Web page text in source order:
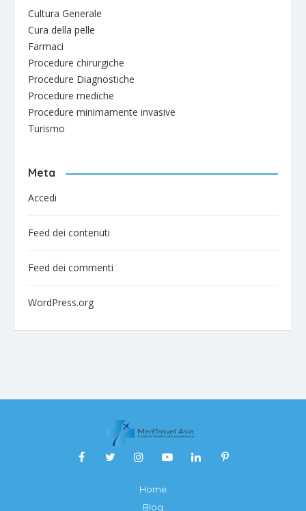
Cultura Generale
Cura della pelle
Farmaci
Procedure chirurgiche
Procedure Diagnostiche
Procedure mediche
Procedure minimamente invasive
Turismo
Meta
Accedi
Feed dei contenuti
Feed dei commenti
WordPress.org
Home
Blog